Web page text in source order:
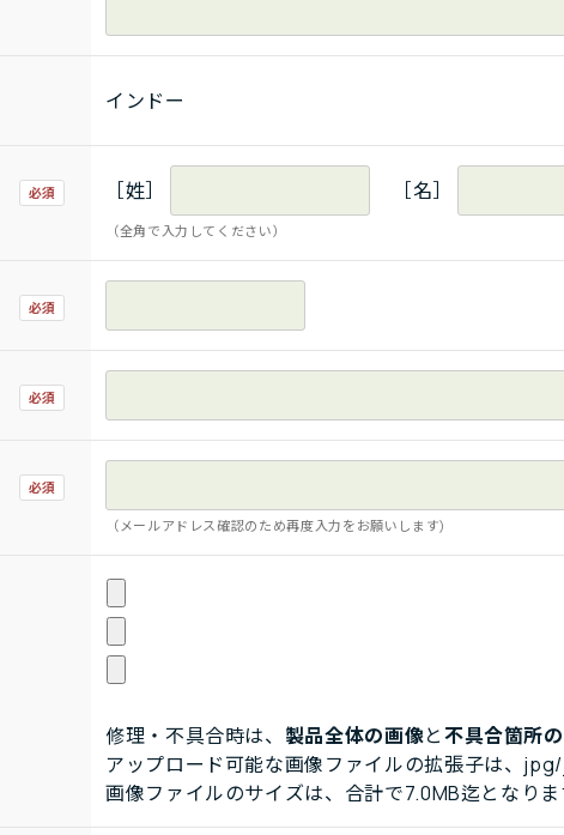
インドー
［姓］ ［名］
（全角で入力してください）
（メールアドレス確認のため再度入力をお願いします)
修理・不具合時は、 製品全体の画像と不具合箇所
アップロード可能な画像ファイルの拡張子は、
画像ファイルのサイズは、合計で7.0MB迄となりま